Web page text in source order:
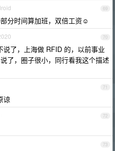
69
分时间算加班，双倍工资☺
70
说了，上海做 RFID 的，以前事业
了，圈子很小，同行看我这个描述
71
谅
72
73